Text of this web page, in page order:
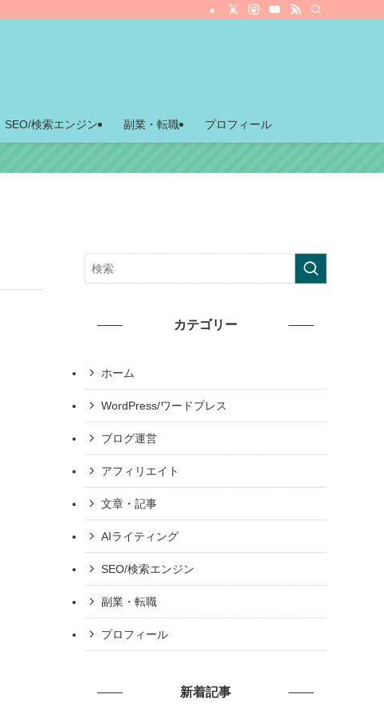
SEO/検索エンジン 副業・転職 プロフィール
カテゴリー
ホーム
WordPress/ワードプレス
ブログ運営
アフィリエイト
文章・記事
AIライティング
SEO/検索エンジン
副業・転職
プロフィール
新着記事